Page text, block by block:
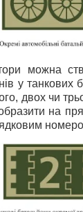
можна
у танкових
двох чи
на